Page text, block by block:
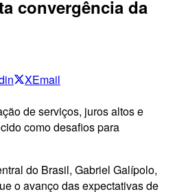
convergência da
XEmail
de serviços, juros altos e
como desafios para
do Brasil, Gabriel Galípolo,
o avanço das expectativas de